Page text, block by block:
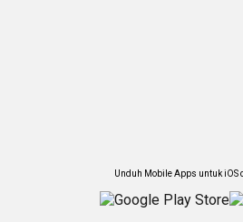
Unduh Mobile Apps untuk iOS